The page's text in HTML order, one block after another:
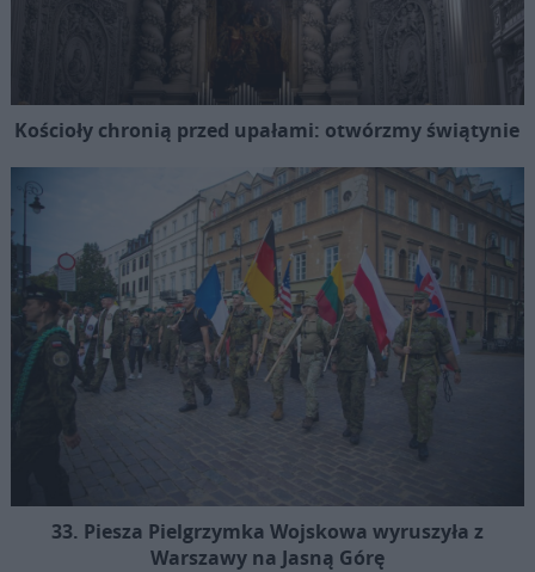
Kościoły chronią przed upałami: otwórzmy świątynie
33. Piesza Pielgrzymka Wojskowa wyruszyła z
Warszawy na Jasną Górę